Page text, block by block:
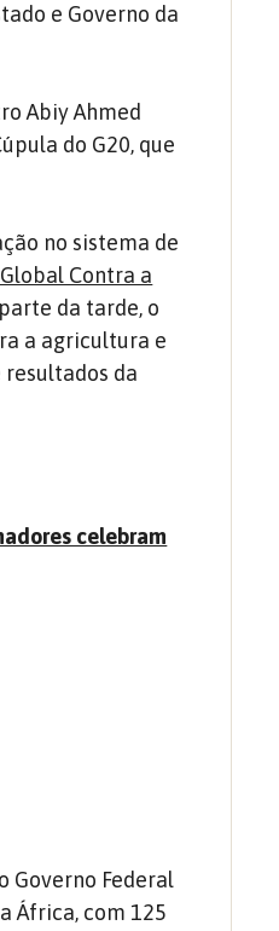
e Governo da
Abiy Ahmed
do G20, que
no sistema de
Contra a
da tarde, o
a agricultura e
da
celebram
Governo Federal
África, com 125